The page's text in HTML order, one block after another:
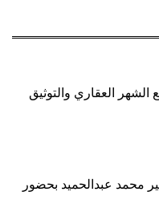
الشهر العقاري والتوثيق
محمد عبدالحميد بحضور